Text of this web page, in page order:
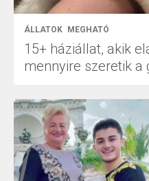
ÁLLATOK MEGHATÓ
15+ háziállat, akik
mennyire szeretik a